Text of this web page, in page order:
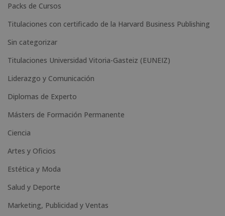
v
e
Packs de Cursos
Titulaciones con certificado de la Harvard Business Publishing
Sin categorizar
Titulaciones Universidad Vitoria-Gasteiz (EUNEIZ)
Liderazgo y Comunicación
Diplomas de Experto
Másters de Formación Permanente
Ciencia
Artes y Oficios
Estética y Moda
Salud y Deporte
Marketing, Publicidad y Ventas